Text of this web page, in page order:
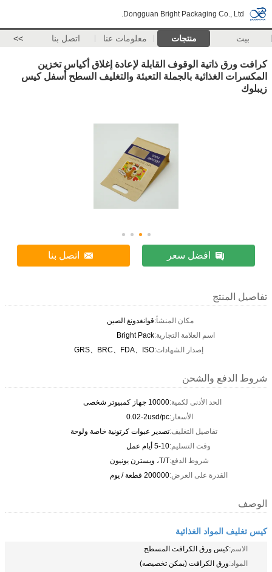
Dongguan Bright Packaging Co., Ltd.
بيت منتجات معلومات عنا اتصل بنا >>
كرافت ورق ذاتية الوقوف القابلة لإعادة إغلاق أكياس تخزين
المكسرات الغذائية بالجملة التعبئة والتغليف السطح أسفل كيس
زيبلوك
افضل سعر اتصل بنا
تفاصيل المنتج
مكان المنشأ:قوانغدونغ الصين
اسم العلامة التجارية:Bright Pack
إصدار الشهادات:GRS、BRC、FDA、ISO
شروط الدفع والشحن
الحد الأدنى لكمية:10000 جهاز كمبيوتر شخصى
الأسعار:0.02-2usd/pc
تفاصيل التغليف:تصدير عبوات كرتونية خاصة ولوحة
وقت التسليم:5-10 أيام عمل
شروط الدفع:T/T، ويسترن يونيون
القدرة على العرض:200000 قطعة / يوم
الوصف
كيس تغليف المواد الغذائية
الاسم:كيس ورق الكرافت المسطح
المواد:ورق الكرافت (يمكن تخصيصه)